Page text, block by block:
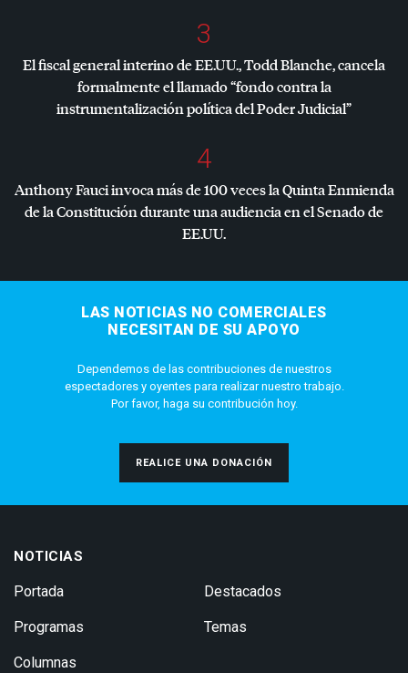
3
El fiscal general interino de EE.UU., Todd Blanche, cancela
formalmente el llamado “fondo contra la
instrumentalización política del Poder Judicial”
4
Anthony Fauci invoca más de 100 veces la Quinta Enmienda
de la Constitución durante una audiencia en el Senado de
EE.UU.
LAS NOTICIAS NO COMERCIALES
NECESITAN DE SU APOYO
Dependemos de las contribuciones de nuestros
espectadores y oyentes para realizar nuestro trabajo.
Por favor, haga su contribución hoy.
REALICE UNA DONACIÓN
NOTICIAS
Portada
Programas
Columnas
Destacados
Temas